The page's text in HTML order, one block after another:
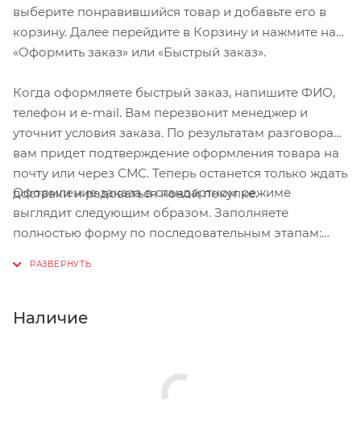
выберите понравившийся товар и добавьте его в
корзину. Далее перейдите в Корзину и нажмите на
«Оформить заказ» или «Быстрый заказ».
Когда оформляете быстрый заказ, напишите ФИО,
телефон и e-mail. Вам перезвонит менеджер и
уточнит условия заказа. По результатам разговора
вам придет подтверждение оформления товара на
почту или через СМС. Теперь останется только ждать
доставки и радоваться новой покупке.
Оформление заказа в стандартном режиме
выглядит следующим образом. Заполняете
полностью форму по последовательным этапам:
Нажмите кнопку «Оформить заказ».
Наличие